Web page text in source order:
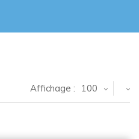
Affichage : 100